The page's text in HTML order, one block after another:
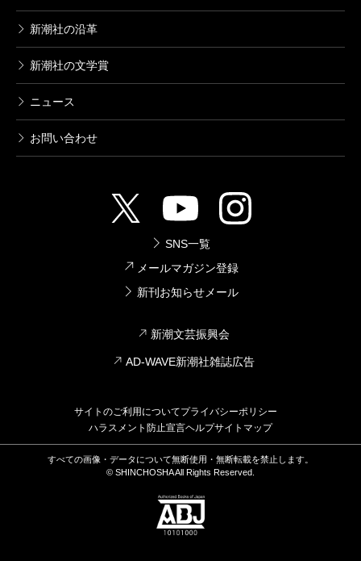
新潮社の沿革
新潮社の文学賞
ニュース
お問い合わせ
SNS一覧
メールマガジン登録
新刊お知らせメール
新潮文芸振興会
AD-WAVE新潮社雑誌広告
サイトのご利用についてプライバシーポリシー
ハラスメント防止宣言ヘルプサイトマップ
すべての画像・データについて無断使用・無断転載を禁止します。
© SHINCHOSHA All Rights Reserved.